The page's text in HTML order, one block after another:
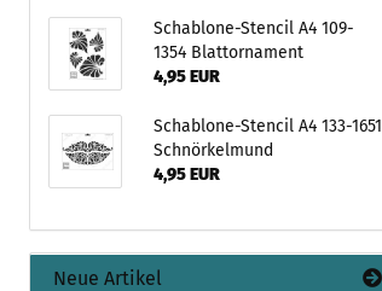
Schablone-Stencil A4 109-
1354 Blattornament
4,95 EUR
Schablone-Stencil A4 133-1651
Schnörkelmund
4,95 EUR
Neue Artikel